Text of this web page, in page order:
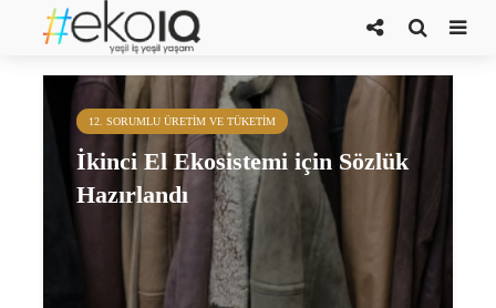
ikinci el ekosistemi
12. SORUMLU ÜRETIM VE TÜKETIM
İkinci El Ekosistemi için Sözlük
Hazırlandı